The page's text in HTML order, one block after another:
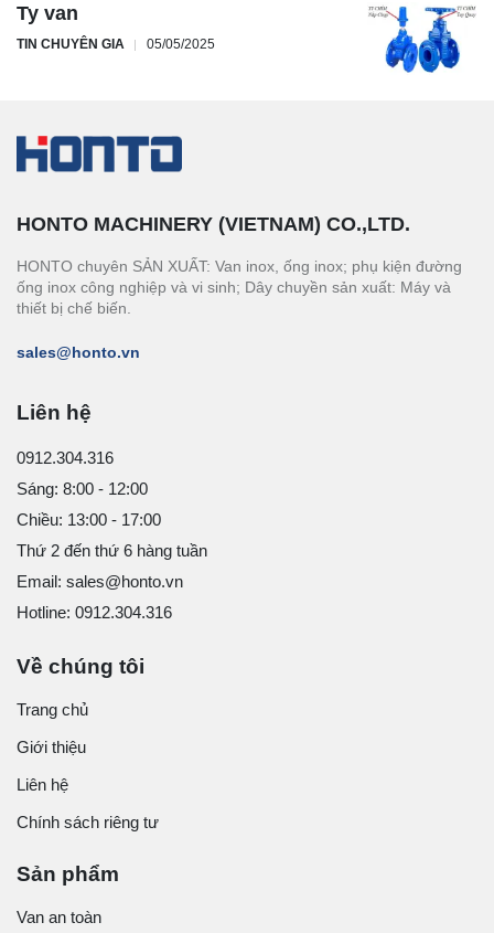
Ty van
TIN CHUYÊN GIA 05/05/2025
HONTO MACHINERY (VIETNAM) CO.,LTD.
HONTO chuyên SẢN XUẤT: Van inox, ống inox; phụ kiện đường
ống inox công nghiệp và vi sinh; Dây chuyền sản xuất: Máy và
thiết bị chế biến.
sales@honto.vn
Liên hệ
0912.304.316
Sáng: 8:00 - 12:00
Chiều: 13:00 - 17:00
Thứ 2 đến thứ 6 hàng tuần
Email: sales@honto.vn
Hotline: 0912.304.316
Về chúng tôi
Trang chủ
Giới thiệu
Liên hệ
Chính sách riêng tư
Sản phẩm
Van an toàn